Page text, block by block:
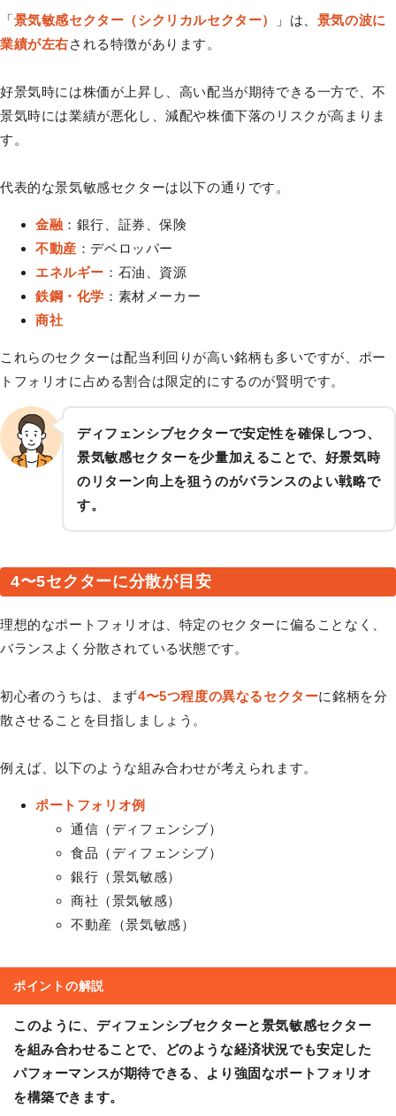
「景気敏感セクター（シクリカルセクター） 」は、 景気の波に
業績が左右される特徴があります。
好景気時には株価が上昇し、高い配当が期待できる一方で、不
景気時には業績が悪化し、減配や株価下落のリスクが高まりま
す。
代表的な景気敏感セクターは以下の通りです。
金融 ：銀行、証券、保険
不動産 ：デベロッパー
エネルギー ：石油、資源
鉄鋼・化学 ：素材メーカー
商社
これらのセクターは配当利回りが高い銘柄も多いですが、ポー
トフォリオに占める割合は限定的にするのが賢明です。
ディフェンシブセクターで安定性を確保しつつ、
景気敏感セクターを少量加えることで、好景気時
のリターン向上を狙うのがバランスのよい戦略で
す。
4〜5セクターに分散が目安
理想的なポートフォリオは、特定のセクターに偏ることなく、
バランスよく分散されている状態です。
初心者のうちは、まず4〜5つ程度の異なるセクターに銘柄を分
散させることを目指しましょう。
例えば、以下のような組み合わせが考えられます。
ポートフォリオ例
通信（ディフェンシブ）
食品（ディフェンシブ）
銀行（景気敏感）
商社（景気敏感）
不動産（景気敏感）
ポイントの解説
このように、ディフェンシブセクターと景気敏感セクター
を組み合わせることで、どのような経済状況でも安定した
パフォーマンスが期待できる、より強固なポートフォリオ
を構築できます。